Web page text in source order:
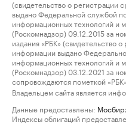
(свидетельство о регистрации
выдано Федеральной службой
информационных технологий и
(Роскомнадзор) 09.12.2015 за
издания «РБК» (свидетельство
информации выдано
информационных технологий и
(Роскомнадзор) 03.12.2021 за
сопровождаются пометкой «РБК».
Владельцем сайта является
Данные предоставлены:
Индексы облигаций